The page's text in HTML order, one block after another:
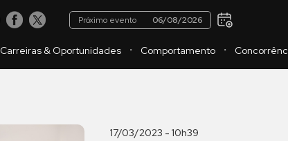
Próximo evento 06/08/2026
Carreiras & Oportunidades ・ Comportamento ・
17/03/2023 - 10h39